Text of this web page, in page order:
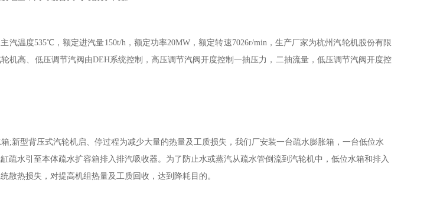
主汽温度535℃，额定进汽量150t/h ，额定功率20MW ，额定转速7026r/min ，生产厂家为杭州汽轮机股份有限
机高、低压调节汽阀由DEH系统控制，高压调节汽阀开度控制一抽压力，二抽流量，低压调节汽阀开度控
;新型背压式汽轮机启、停过程为减少大量的热量及工质损失，我们厂安装一台疏水膨胀箱，一台低位水
水引至本体疏水扩容箱排入排汽吸收器。为了防止水或蒸汽从疏水管倒流到汽轮机中，低位水箱和排入
热损失，对提高机组热量及工质回收，达到降耗目的。